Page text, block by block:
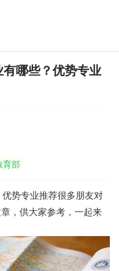
哪些？优势专业
育部
势专业推荐很多朋友对
，供大家参考，一起来